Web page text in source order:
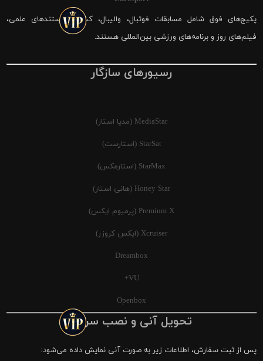
پکیج‌های فوق شامل مسابقات فوتبال، والیبال، کشتی، مستندهای علمی،
فیلم‌های روز و برنامه‌های ورزشی بین‌المللی هستند.
رسیورهای سازگار
MediaStar (مدیا استار)
StarSat (استارست)
StarMax (استارمکس)
Honey Star (هانی استار)
Premium X (پرمیوم ایکس)
Xcruiser (ایکس کروزر)
Dreambox
VU+
Openbox
تحویل آنی و نصب سریع
پس از ثبت سفارش، اطلاعات زیر به صورت آنی نمایش داده می‌شود: